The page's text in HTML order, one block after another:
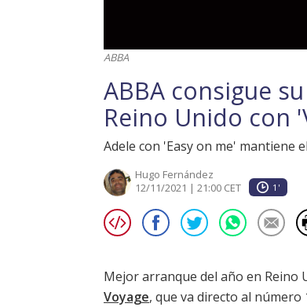
ABBA
ABBA consigue
Reino Unido con
Adele con 'Easy on me' mantiene
Hugo Fernández
12/11/2021 | 21:00 CET
1'
Mejor arranque del año en Reino
Voyage, que va directo al número